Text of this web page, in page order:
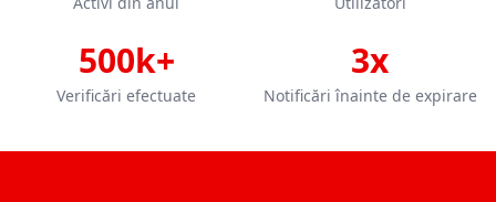
500k+
Verificări efectuate
3x
Notificări înainte de expirare